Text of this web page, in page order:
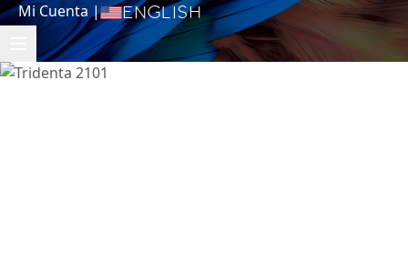
Mi Cuenta | English